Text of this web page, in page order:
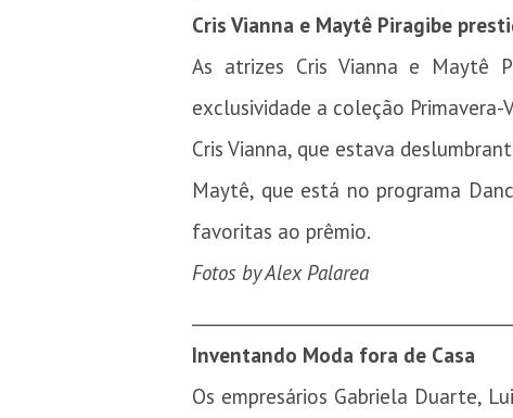
Cris Vianna e Maytê Piragibe
As atrizes Cris Vianna e Maytê
exclusividade a coleção Primavera-
Cris Vianna, que estava
Maytê, que está no programa
favoritas ao prêmio.
Fotos by Alex Palarea
Inventando Moda fora de Casa
Os empresários Gabriela Duarte,